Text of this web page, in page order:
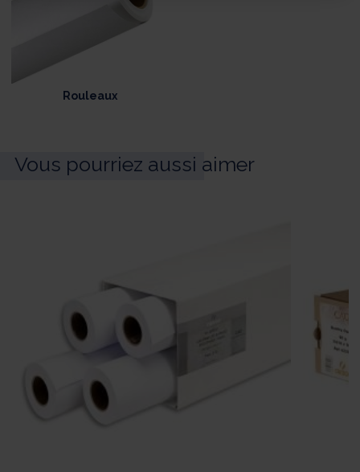
Rouleaux
Vous pourriez aussi aimer